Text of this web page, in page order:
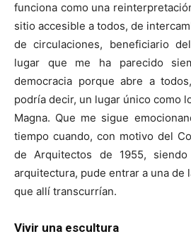
funciona como una
sitio accesible a todos, de
de circulaciones, beneficiario
lugar que me ha parecido
democracia porque abre a
podría decir, un lugar único como
Magna. Que me sigue
tiempo cuando, con motivo del
de Arquitectos de 1955,
arquitectura, pude entrar a una de
que allí transcurrían.
Vivir una escultura